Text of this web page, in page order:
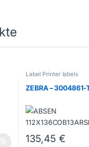
Label Printer labels
ZEBRA – 3004861-
135,45 €